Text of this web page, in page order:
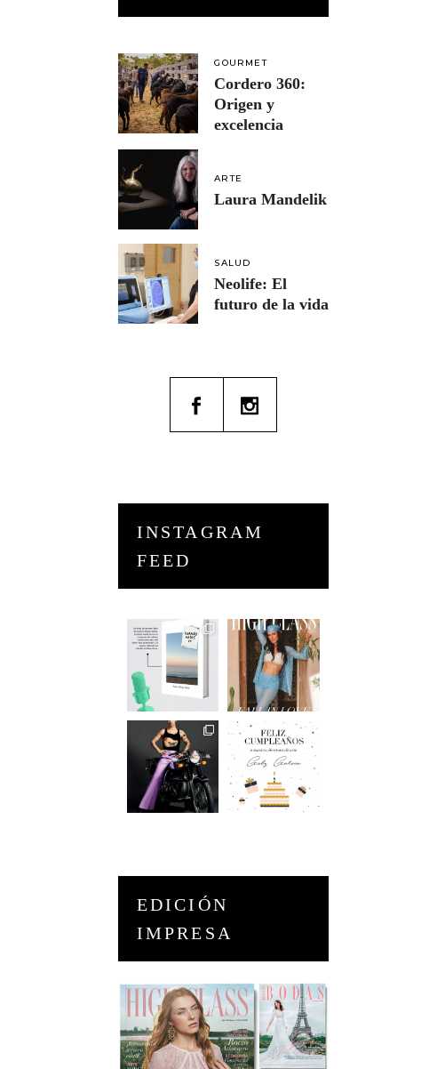
GOURMET
Cordero 360:
Origen y
excelencia
ARTE
Laura Mandelik
SALUD
Neolife: El
futuro de la vida
INSTAGRAM
FEED
EDICIÓN
IMPRESA